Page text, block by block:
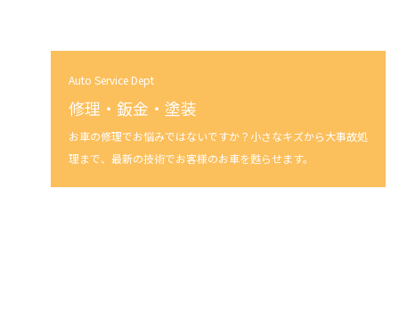
Auto Service Dept
修理・鈑金・塗装
お車の修理でお悩みではないですか？小さなキズから大事故処
理まで、最新の技術でお客様のお車を甦らせます。